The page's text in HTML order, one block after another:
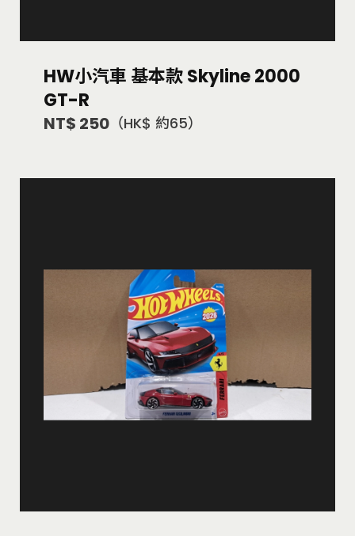
HW小汽車 基本款 Skyline 2000
GT-R
NT$ 250 （HK$ 約65）